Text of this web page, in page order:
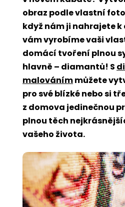
obraz podle vlastní
když nám ji nahrajete
vám vyrobíme vaši
domácí tvoření plnou
hlavně – diamantů! S
malovánímmůžete
pro své blízké nebo si
z domova jedinečnou
plnou těch
vašeho života.